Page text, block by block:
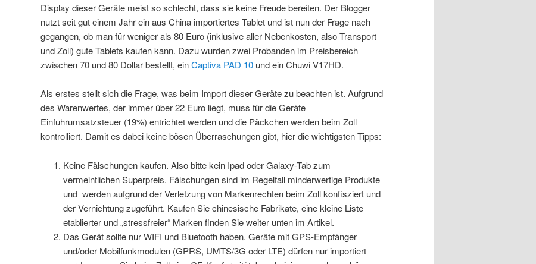
Display dieser Geräte meist so schlecht, dass sie keine Freude bereiten. Der Blogger
nutzt seit gut einem Jahr ein aus China importiertes Tablet und ist nun der Frage nach
gegangen, ob man für weniger als 80 Euro (inklusive aller Nebenkosten, also Transport
und Zoll) gute Tablets kaufen kann. Dazu wurden zwei Probanden im Preisbereich
zwischen 70 und 80 Dollar bestellt, einCaptiva PAD 10 und ein Chuwi V17HD.
Als erstes stellt sich die Frage, was beim Import dieser Geräte zu beachten ist. Aufgrund
des Warenwertes, der immer über 22 Euro liegt, muss für die Geräte
Einfuhrumsatzsteuer (19%) entrichtet werden und die Päckchen werden beim Zoll
kontrolliert. Damit es dabei keine bösen Überraschungen gibt, hier die wichtigsten Tipps:
Keine Fälschungen kaufen. Also bitte kein Ipad oder Galaxy-Tab zum
vermeintlichen Superpreis. Fälschungen sind im Regelfall minderwertige Produkte
und werden aufgrund der Verletzung von Markenrechten beim Zoll konfisziert und
der Vernichtung zugeführt. Kaufen Sie chinesische Fabrikate, eine kleine Liste
etablierter und „stressfreier“ Marken finden Sie weiter unten im Artikel.
Das Gerät sollte nur WIFI und Bluetooth haben. Geräte mit GPS-Empfänger
und/oder Mobilfunkmodulen (GPRS, UMTS/3G oder LTE) dürfen nur importiert